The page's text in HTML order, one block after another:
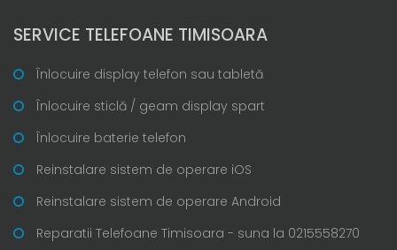
SERVICE TELEFOANE TIMISOARA
Înlocuire display telefon sau tabletă
Înlocuire sticlă / geam display spart
Înlocuire baterie telefon
Reinstalare sistem de operare iOS
Reinstalare sistem de operare Android
Reparatii Telefoane Timisoara - suna la 0215558270